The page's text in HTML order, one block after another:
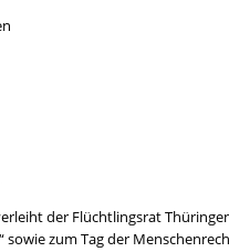
der Flüchtlingsrat
zum Tag der